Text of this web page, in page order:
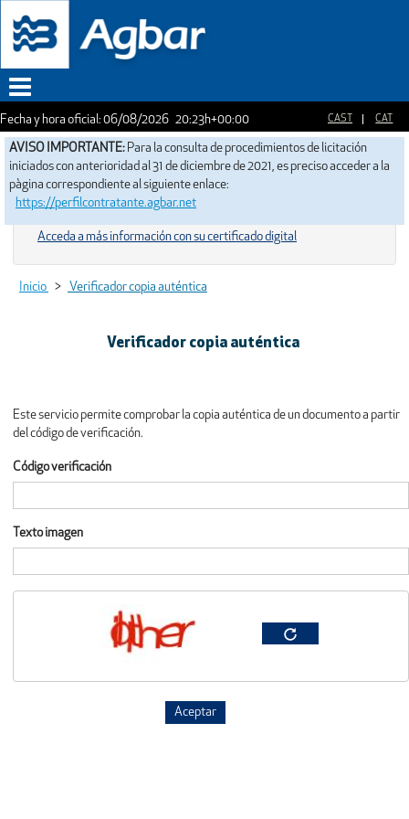
Fecha y hora oficial: 06/08/2026 20:23h+00:00
AVISO IMPORTANTE: Para la consulta de procedimientos de licitación
iniciados con anterioridad al 31 de diciembre de 2021, es preciso acceder a la
pàgina correspondiente al siguiente enlace:
https://perfilcontratante.agbar.net
Menu
Acceda a más información con su certificado digital
Inicio > Verificador copia auténtica
Verificador copia auténtica
Este servicio permite comprobar la copia auténtica de un documento a partir
del código de verificación.
Código verificación
Texto imagen